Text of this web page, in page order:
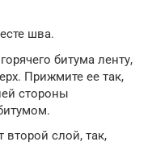
шва.
битума ленту,
Прижмите ее так,
стороны
слой, так,